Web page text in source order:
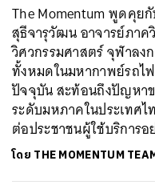
The Momentum พูดคุย
สุธีจารุวัฒน อาจารย์ภา
วิศวกรรมศาสตร์ จุฬาลง
ทั้งหมดในมหากาพย์รถไ
ปัจจุบัน สะท้อนถึงปัญหาข
ระดับมหภาคในประเทศ
ต่อประชาชนผู้ใช้บริการอ
โดย THE MOMENTUM